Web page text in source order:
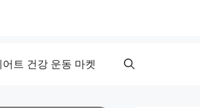
어트 건강 운동 마켓